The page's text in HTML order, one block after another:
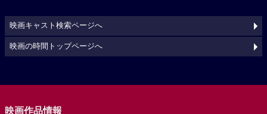
映画キャスト検索ページへ
映画の時間トップページへ
映画作品情報